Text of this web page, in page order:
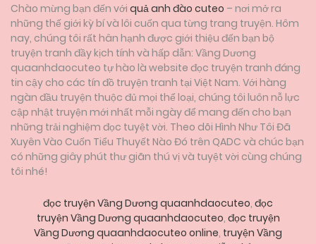
Chào mừng bạn đến với quả anh đào cuteo – nơi mở ra
những thế giới kỳ bí và lôi cuốn qua từng trang truyện. Hôm
nay, chúng tôi rất hân hạnh được giới thiệu đến bạn bộ
truyện tranh đầy kịch tính và hấp dẫn: Vầng Dương
quaanhdaocuteo tự hào là website đọc truyện tranh đáng
tin cậy cho các tín đồ truyện tranh tại Việt Nam. Với hàng
ngàn đầu truyện thuộc đủ mọi thể loại, chúng tôi luôn nỗ lực
cập nhật truyện mới nhất mỗi ngày để mang đến cho bạn
những trải nghiệm đọc tuyệt vời. Theo dõi Hình Như Tôi Đã
Xuyên Vào Cuốn Tiểu Thuyết Nào Đó trên QADC và chúc bạn
có những giây phút thư giãn thú vị và tuyệt vời cùng chúng
tôi nhé!
đọc truyện Vầng Dương quaanhdaocuteo, đọc
truyện Vầng Dương quaanhdaocuteo, đọc truyện
Vầng Dương quaanhdaocuteo online, truyện Vầng